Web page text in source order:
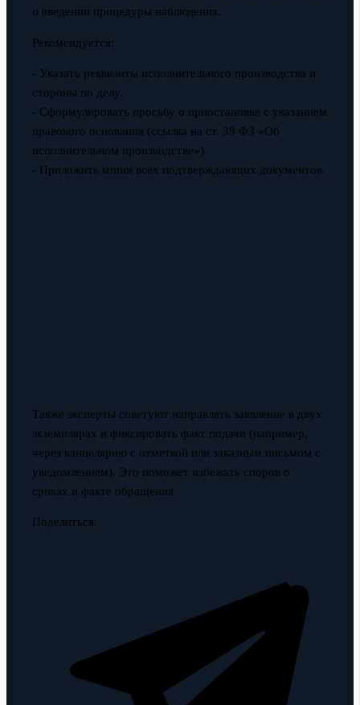
о введении процедуры наблюдения.
Рекомендуется:
- Указать реквизиты исполнительного производства и
стороны по делу.
- Сформулировать просьбу о приостановке с указанием
правового основания (ссылка на ст. 39 ФЗ «Об
исполнительном производстве»).
- Приложить копии всех подтверждающих документов.
Также эксперты советуют направлять заявление в двух
экземплярах и фиксировать факт подачи (например,
через канцелярию с отметкой или заказным письмом с
уведомлением). Это поможет избежать споров о
сроках и факте обращения.
Поделиться